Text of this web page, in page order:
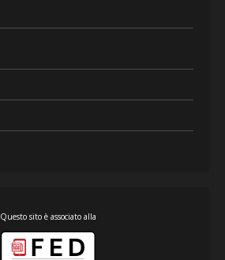
Questo sito è associato alla